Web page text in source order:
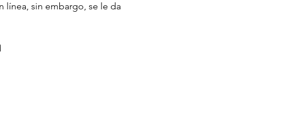
línea, sin embargo, se le da